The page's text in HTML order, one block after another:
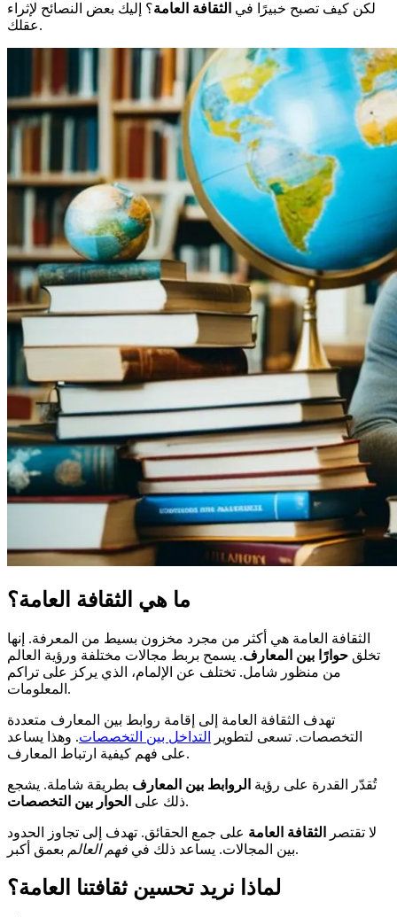
لكن كيف تصبح خبيرًا في الثقافة العامة؟ إليك بعض النصائح لإثراء
عقلك.
ما هي الثقافة العامة؟
الثقافة العامة هي أكثر من مجرد مخزون بسيط من المعرفة. إنها
تخلق حوارًا بين المعارف. يسمح بربط مجالات مختلفة ورؤية العالم
من منظور شامل. تختلف عن الإلمام، الذي يركز على تراكم
المعلومات.
تهدف الثقافة العامة إلى إقامة روابط بين المعارف متعددة
التخصصات. تسعى لتطوير
التداخل بين التخصصات. وهذا يساعد
على فهم كيفية ارتباط المعارف.
تُقدّر القدرة على رؤية الروابط بين المعارف بطريقة شاملة. يشجع
ذلك على الحوار بين التخصصات .
لا تقتصر الثقافة العامة على جمع الحقائق. تهدف إلى تجاوز الحدود
بين المجالات. يساعد ذلك في فهم العالم بعمق أكبر.
لماذا نريد تحسين ثقافتنا العامة؟